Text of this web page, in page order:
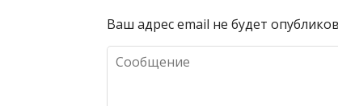
Ваш адрес email не будет